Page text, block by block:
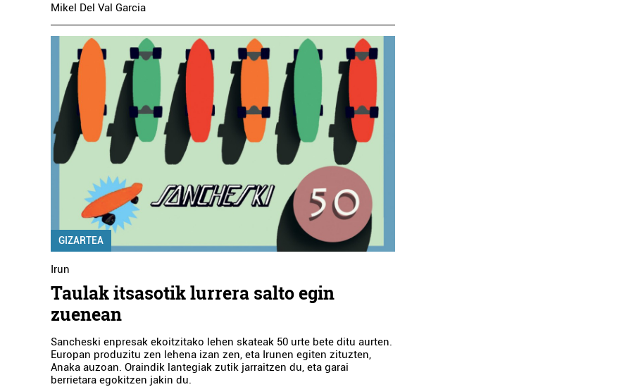
Mikel Del Val Garcia
GIZARTEA
Irun
Taulak itsasotik lurrera salto egin
zuenean
Sancheski enpresak ekoitzitako lehen skateak 50 urte bete ditu aurten.
Europan produzitu zen lehena izan zen, eta Irunen egiten zituzten,
Anaka auzoan. Oraindik lantegiak zutik jarraitzen du, eta garai
berrietara egokitzen jakin du.
Administrazioak